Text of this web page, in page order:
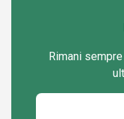
Rimani